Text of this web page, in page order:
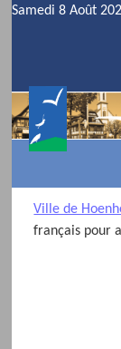
Samedi 8 Août
Ville de
français pour